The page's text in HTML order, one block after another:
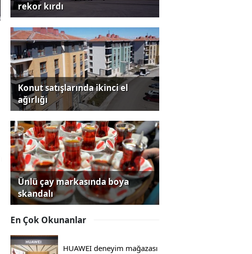
rekor kırdı
Konut satışlarında ikinci el
ağırlığı
Ünlü çay markasında boya
skandalı
En Çok Okunanlar
HUAWEI deneyim mağazası